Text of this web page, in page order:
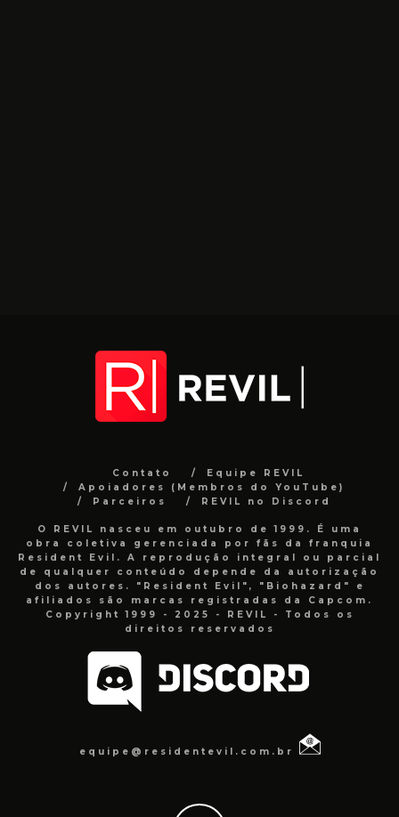
Contato
Equipe REVIL
Apoiadores (Membros do YouTube)
Parceiros
REVIL no Discord
O REVIL nasceu em outubro de 1999. É uma
obra coletiva gerenciada por fãs da franquia
Resident Evil. A reprodução integral ou parcial
de qualquer conteúdo depende da autorização
dos autores. "Resident Evil", "Biohazard" e
afiliados são marcas registradas da Capcom.
Copyright 1999 - 2025 - REVIL - Todos os
direitos reservados
equipe@residentevil.com.br